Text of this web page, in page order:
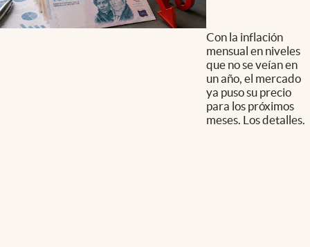
Con la inflación
mensual en niveles
que no se veían en
un año, el mercado
ya puso su precio
para los próximos
meses. Los detalles.